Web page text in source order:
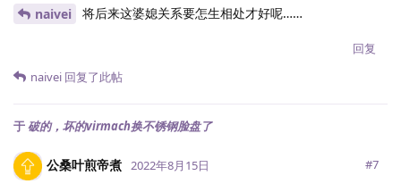
naivei 将后来这婆媳关系要怎生相处才好呢……
回复
naivei 回复了此帖
于破的，坏的virmach换不锈钢脸盘了
公桑叶煎帝煮 2022年8月15日 #7